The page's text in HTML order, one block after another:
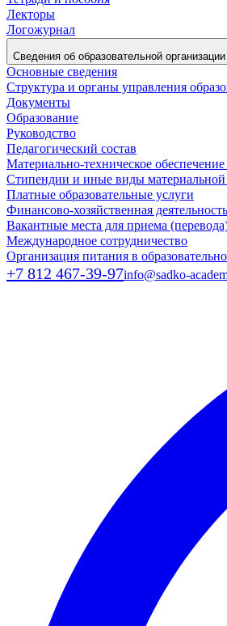
Лекторы
Логожурнал
Сведения об образовательной организации
Основные сведения
Структура и органы управления
Документы
Образование
Руководство
Педагогический состав
Материально-техническое
Стипендии и иные виды
Платные образовательные услуги
Финансово-хозяйственная деятельность
Вакантные места для приема
Международное сотрудничество
Организация питания в
+7 812 467-39-97info@sadko-